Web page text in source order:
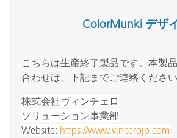
ColorMunki デザ
こちらは生産終了製品です。本製
合わせは、下記までご連絡ください
株式会社ヴィンチェロ
ソリューション事業部
Website: https://www.vincerojp.com